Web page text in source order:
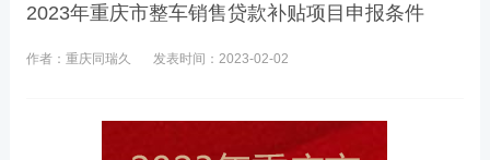
2023年重庆市整车销售贷款补贴项目申报条件
作者：重庆同瑞久 发表时间：2023-02-02